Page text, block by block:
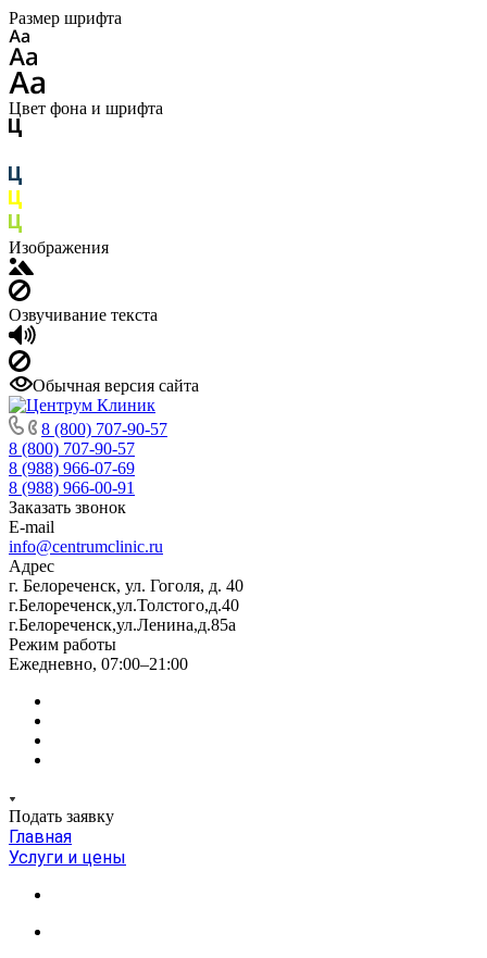
Размер шрифта
Цвет фона и шрифта
Изображения
Озвучивание текста
Обычная версия сайта
8 (800) 707-90-57
8 (800) 707-90-57
8 (988) 966-07-69
8 (988) 966-00-91
Заказать звонок
E-mail
info@centrumclinic.ru
Адрес
г. Белореченск, ул. Гоголя, д. 40
г.Белореченск,ул.Толстого,д.40
г.Белореченск,ул.Ленина,д.85а
Режим работы
Ежедневно, 07:00–21:00
Подать заявку
Главная
Услуги и цены